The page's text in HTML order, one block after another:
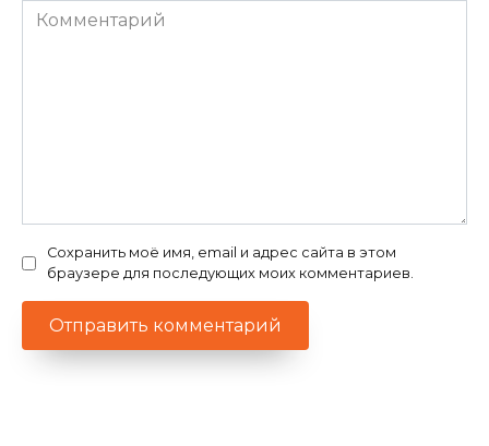
Комментарий
Сохранить моё имя, email и адрес сайта в этом
браузере для последующих моих комментариев.